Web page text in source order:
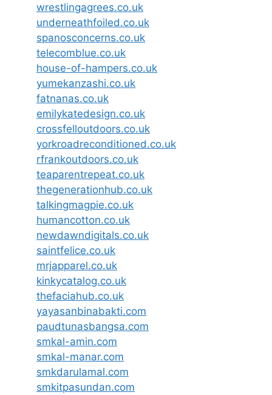
wrestlingagrees.co.uk
underneathfoiled.co.uk
spanosconcerns.co.uk
telecomblue.co.uk
house-of-hampers.co.uk
yumekanzashi.co.uk
fatnanas.co.uk
emilykatedesign.co.uk
crossfelloutdoors.co.uk
yorkroadreconditioned.co.uk
rfrankoutdoors.co.uk
teaparentrepeat.co.uk
thegenerationhub.co.uk
talkingmagpie.co.uk
humancotton.co.uk
newdawndigitals.co.uk
saintfelice.co.uk
mrjapparel.co.uk
kinkycatalog.co.uk
thefaciahub.co.uk
yayasanbinabakti.com
paudtunasbangsa.com
smkal-amin.com
smkal-manar.com
smkdarulamal.com
smkitpasundan.com